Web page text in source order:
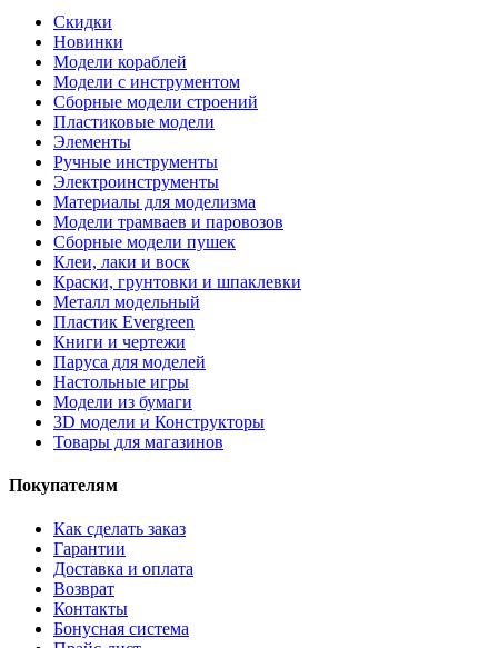
Скидки
Новинки
Модели кораблей
Модели с инструментом
Сборные модели строений
Пластиковые модели
Элементы
Ручные инструменты
Электроинструменты
Материалы для моделизма
Модели трамваев и паровозов
Сборные модели пушек
Клеи, лаки и воск
Краски, грунтовки и шпаклевки
Металл модельный
Пластик Evergreen
Книги и чертежи
Паруса для моделей
Настольные игры
Модели из бумаги
3D модели и Конструкторы
Товары для магазинов
Покупателям
Как сделать заказ
Гарантии
Доставка и оплата
Возврат
Контакты
Бонусная система